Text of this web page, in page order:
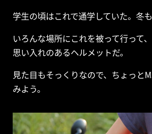
学生の頃はこれで通学していた。冬も
いろんな場所にこれを被って行って
思い入れのあるヘルメットだ。
見た目もそっくりなので、ちょっと
みよう。